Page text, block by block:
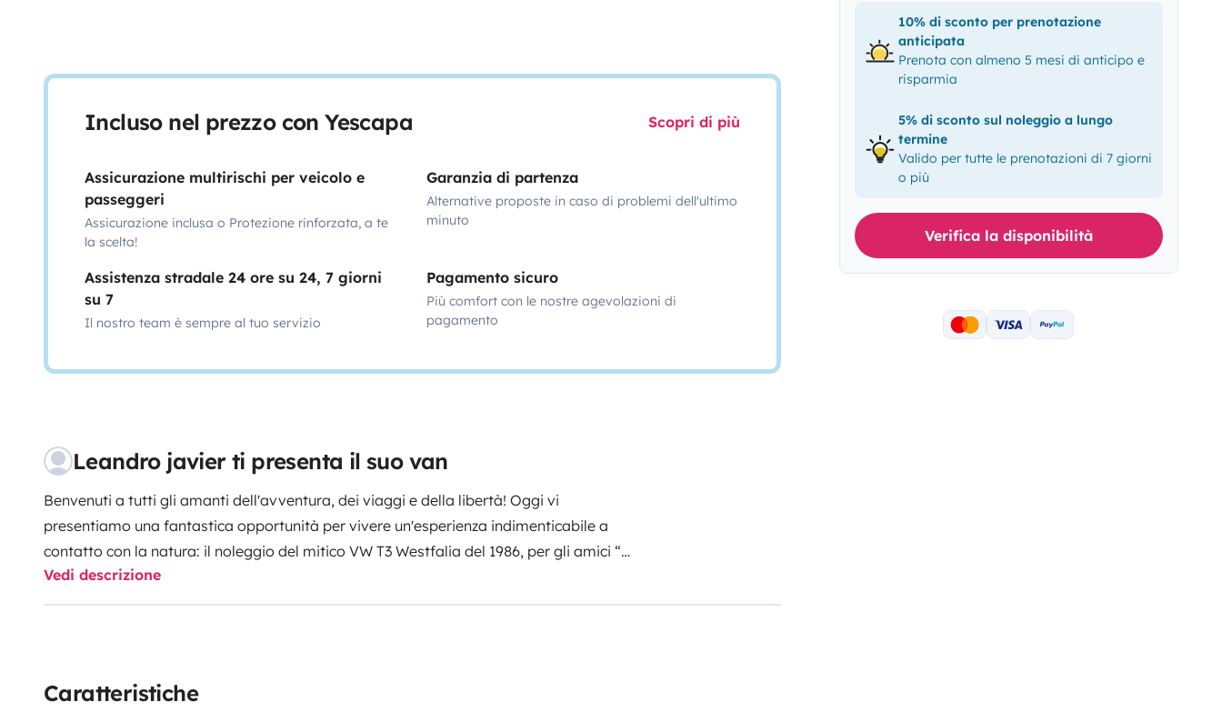
Incluso nel prezzo con Yescapa Scopri di più
Assicurazione multirischi per veicolo e
passeggeri
Assicurazione inclusa o Protezione rinforzata, a te
la scelta!
Garanzia di partenza
Alternative proposte in caso di problemi dell'ultimo
minuto
Assistenza stradale 24 ore su 24, 7 giorni
su 7
Il nostro team è sempre al tuo servizio
Pagamento sicuro
Più comfort con le nostre agevolazioni di
pagamento
Leandro javier ti presenta il suo van
Benvenuti a tutti gli amanti dell'avventura, dei viaggi e della libertà! Oggi vi
presentiamo una fantastica opportunità per vivere un'esperienza indimenticabile a
contatto con la natura: il noleggio del mitico VW T3 Westfalia del 1986, per gli amici “Il
Gordito”.Sì, avete capito bene! State per salire a bordo di un'autentica icona del
viaggio in stile hippie. Questo veicolo ha attraversato decenni di strade, portando i
cinguettio degli uccellini, con una fresca brezza che accarezza il vostro viso. Aprendo
Vedi descrizione
Caratteristiche
10% di sconto per prenotazione
anticipata
Prenota con almeno 5 mesi di anticipo e
risparmia
5% di sconto sul noleggio a lungo
termine
Valido per tutte le prenotazioni di 7 giorni
o più
Verifica la disponibilità